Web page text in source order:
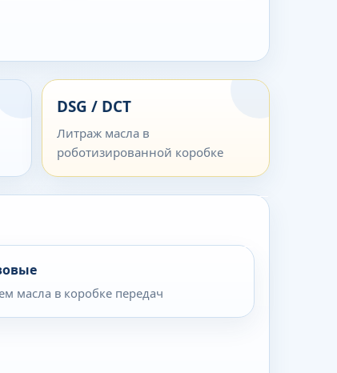
DSG / DCT
Литраж масла в
роботизированной коробке
масла в коробке передач